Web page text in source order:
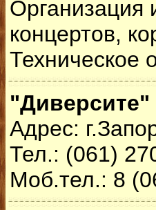
Организация
концертов,
Техническое
"Диверсите"
Адрес:
Тел.: (061)
Моб.тел.: 8